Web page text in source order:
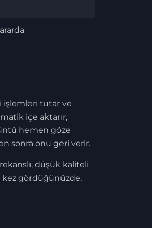
işlemleri tutar ve
içe aktarır,
hemen göze
sonra onu geri verir.
düşük kaliteli
kez gördüğünüzde,